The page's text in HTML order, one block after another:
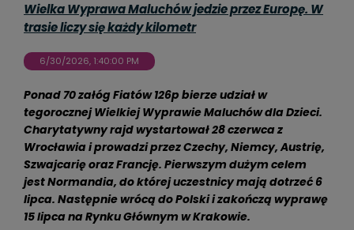
Wielka Wyprawa Maluchów jedzie przez Europę. W
trasie liczy się każdy kilometr
6/30/2026, 1:40:00 PM
Ponad 70 załóg Fiatów 126p bierze udział w
tegorocznej Wielkiej Wyprawie Maluchów dla Dzieci.
Charytatywny rajd wystartował 28 czerwca z
Wrocławia i prowadzi przez Czechy, Niemcy, Austrię,
Szwajcarię oraz Francję. Pierwszym dużym celem
jest Normandia, do której uczestnicy mają dotrzeć 6
lipca. Następnie wrócą do Polski i zakończą wyprawę
15 lipca na Rynku Głównym w Krakowie.